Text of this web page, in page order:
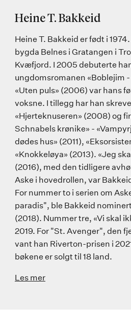
Heine T. Bakkeid
Heine T. Bakkeid er født i
bygda Belnes i Gratangen i
Kvæfjord. I 2005 debuterte
ungdomsromanen «Boblejim
«Uten puls» (2006) var hans
voksne. I tillegg har han
«Hjerteknuseren» (2008) og
Schnabels krønike» -
dødes hus» (2011),
«Knokkeløya» (2013). «Jeg
(2016), med den tidligere
Aske i hovedrollen, var
For nummer to i serien om
paradis", ble Bakkeid
(2018). Nummer tre, «Vi skal
2019. For "St. Avenger", den
vant han Riverton-prisen i
bøkene er solgt til 18 land.
Les mer